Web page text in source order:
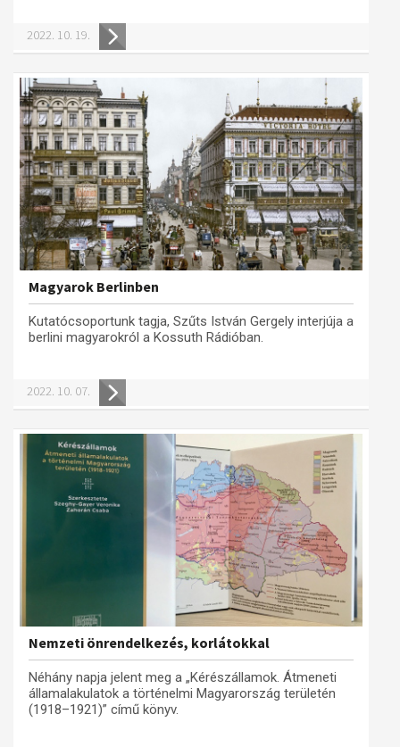
2022. 10. 19.
Magyarok Berlinben
Kutatócsoportunk tagja, Szűts István Gergely interjúja a
berlini magyarokról a Kossuth Rádióban.
2022. 10. 07.
Nemzeti önrendelkezés, korlátokkal
Néhány napja jelent meg a „Kérészállamok. Átmeneti
államalakulatok a történelmi Magyarország területén
(1918–1921)” című könyv.